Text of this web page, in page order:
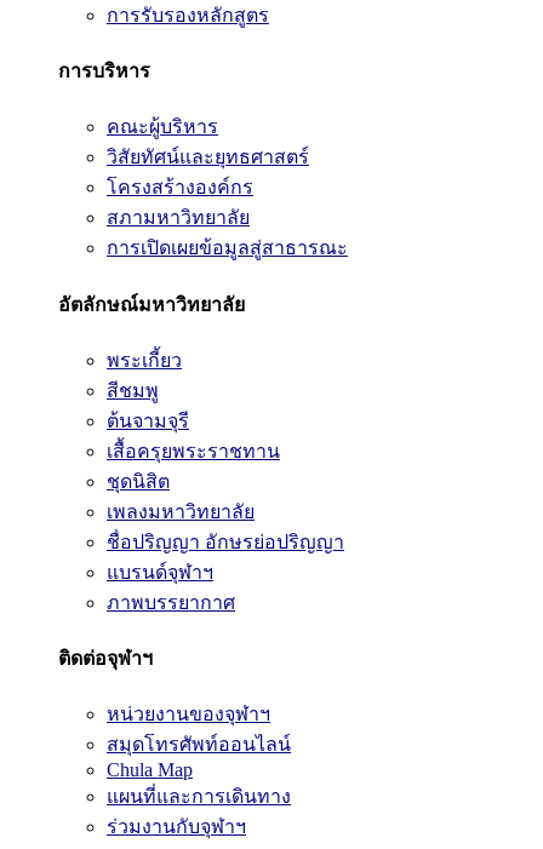
การรับรองหลักสูตร
การบริหาร
คณะผู้บริหาร
วิสัยทัศน์และยุทธศาสตร์
โครงสร้างองค์กร
สภามหาวิทยาลัย
การเปิดเผยข้อมูลสู่สาธารณะ
อัตลักษณ์มหาวิทยาลัย
พระเกี้ยว
สีชมพู
ต้นจามจุรี
เสื้อครุยพระราชทาน
ชุดนิสิต
เพลงมหาวิทยาลัย
ชื่อปริญญา อักษรย่อปริญญา
แบรนด์จุฬาฯ
ภาพบรรยากาศ
ติดต่อจุฬาฯ
หน่วยงานของจุฬาฯ
สมุดโทรศัพท์ออนไลน์
Chula Map
แผนที่และการเดินทาง
ร่วมงานกับจุฬาฯ